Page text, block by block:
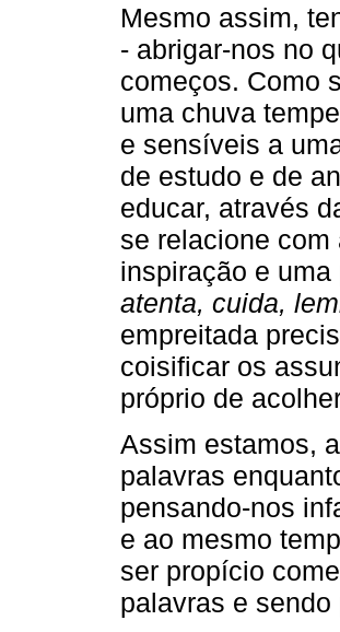
Mesmo assim,
- abrigar-nos no
começos. Como
uma chuva
e sensíveis a
de estudo e de
educar, através
se relacione
inspiração e
atenta, cuida,
empreitada
coisificar os
próprio de
Assim estamos,
palavras
pensando-nos
e ao mesmo
ser propício
palavras e